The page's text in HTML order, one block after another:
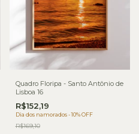
Quadro Floripa - Santo Antônio de
Lisboa 16
R$152,19
Dia dos namorados - 10% OFF
R$169,10